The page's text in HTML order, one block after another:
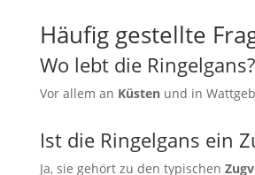
Häufig gestellte
Wo lebt die Ringelgans?
Vor allem an Küstenund in
Ist die Ringelgans ein
Ja, sie gehört zu den typischen